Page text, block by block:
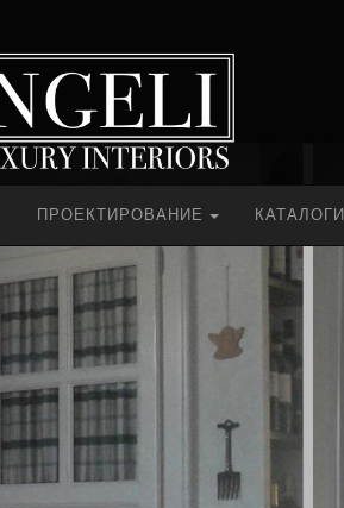
ПРОЕКТИРОВАНИЕ КАТАЛОГИ